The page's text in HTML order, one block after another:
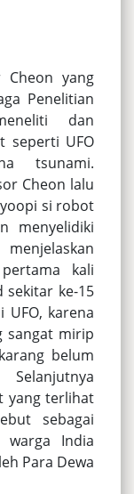
Cheon yang
Penelitian
dan
seperti UFO
tsunami.
Cheon lalu
si robot
menyelidiki
kali
ke-15
UFO, karena
sangat mirip
belum
yang terlihat
sebagai
warga India
Para Dewa